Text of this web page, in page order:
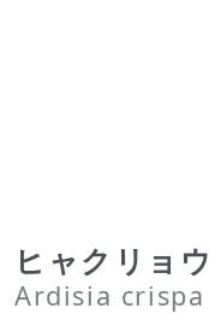
ヒャクリョウ
Ardisia crispa